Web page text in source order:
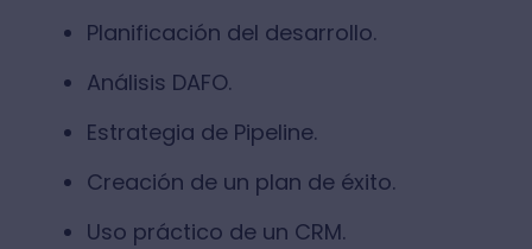
Planificación del desarrollo.
Análisis DAFO.
Estrategia de Pipeline.
Creación de un plan de éxito.
Uso práctico de un CRM.